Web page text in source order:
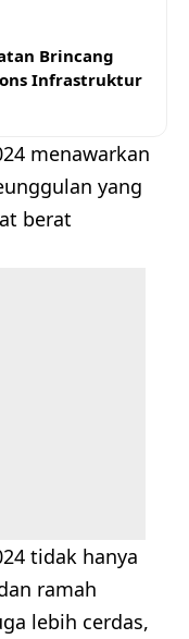
Brincang
Infrastruktur
menawarkan
yang
berat
tidak hanya
ramah
lebih cerdas,